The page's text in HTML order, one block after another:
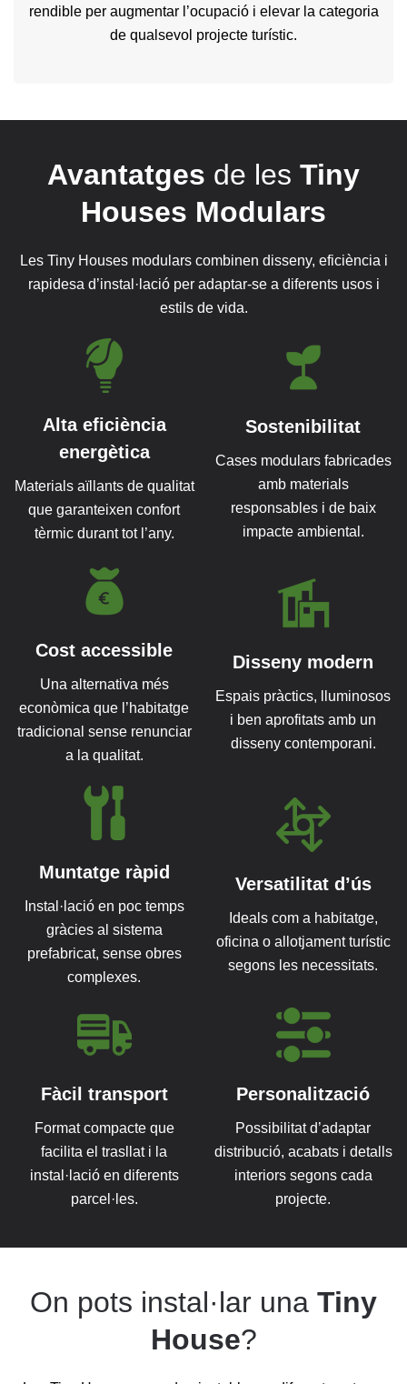
rendible per augmentar l’ocupació i elevar la categoria
de qualsevol projecte turístic.
Avantatges de les Tiny
Houses Modulars
Les Tiny Houses modulars combinen disseny, eficiència i
rapidesa d’instal·lació per adaptar-se a diferents usos i
estils de vida.
Alta eficiència
energètica
Materials aïllants de qualitat
que garanteixen confort
tèrmic durant tot l’any.
Sostenibilitat
Cases modulars fabricades
amb materials
responsables i de baix
impacte ambiental.
Cost accessible
Una alternativa més
econòmica que l’habitatge
tradicional sense renunciar
a la qualitat.
Disseny modern
Espais pràctics, lluminosos
i ben aprofitats amb un
disseny contemporani.
Muntatge ràpid
Instal·lació en poc temps
gràcies al sistema
prefabricat, sense obres
complexes.
Versatilitat d’ús
Ideals com a habitatge,
oficina o allotjament turístic
segons les necessitats.
Fàcil transport
Format compacte que
facilita el trasllat i la
instal·lació en diferents
parcel·les.
Personalització
Possibilitat d’adaptar
distribució, acabats i detalls
interiors segons cada
projecte.
On pots instal·lar una Tiny
House?